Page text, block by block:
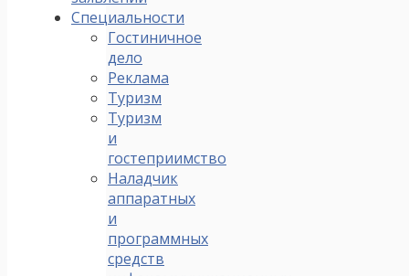
Специальности
Гостиничное
дело
Реклама
Туризм
Туризм
и
гостеприимство
Наладчик
аппаратных
и
программных
средств